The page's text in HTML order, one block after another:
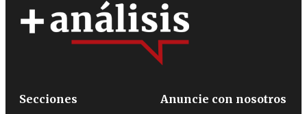
Secciones
Anuncie con nosotros